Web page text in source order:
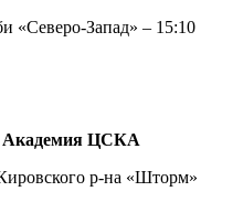
«Северо-Запад» – 15:10
Академия ЦСКА
р-на «Шторм»